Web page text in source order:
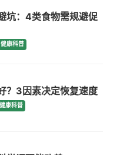
坑：4类食物需规避促
健康科普
？3因素决定恢复速度
健康科普